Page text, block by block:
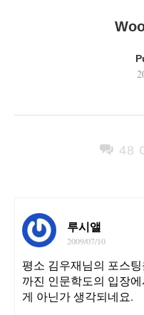
48
루시앨
2009/07/10
평소 김우재님의 포스
까진 인문학도의 입장
게 아닌가 생각되네요.